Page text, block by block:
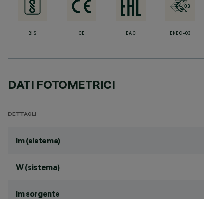
BIS CE EAC ENEC-03
DATI FOTOMETRICI
DETTAGLI
lm (sistema)
W (sistema)
lm sorgente